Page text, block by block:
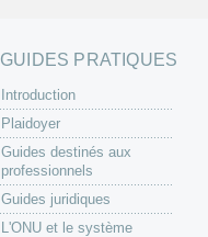
GUIDES PRATIQUES
Introduction
Plaidoyer
Guides destinés aux
professionnels
Guides juridiques
L'ONU et le système